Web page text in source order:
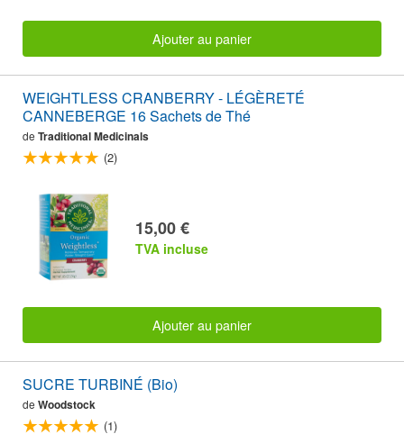
Ajouter au panier
WEIGHTLESS CRANBERRY - LÉGÈRETÉ
CANNEBERGE 16 Sachets de Thé
de Traditional Medicinals
(2)
15,00 €
TVA incluse
Ajouter au panier
SUCRE TURBINÉ (Bio)
de Woodstock
(1)